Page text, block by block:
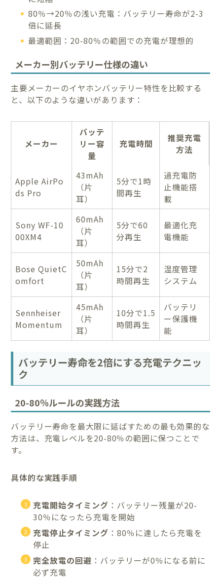
80％→20％の浅い充電：バッテリー寿命が2-3
倍に延長
最適範囲：20-80％の範囲での充電が理想的
メーカー別バッテリー仕様の違い
主要メーカーのイヤホンバッテリー特性を比較する
と、以下のような違いがあります：
メーカー
バッテ
リー容
量
充電時間
推奨充電
方法
Apple AirPo
ds Pro
43mAh
（片
耳）
5分で1時
間再生
過充電防
止機能搭
載
Sony WF-10
00XM4
60mAh
（片
耳）
5分で60
分再生
最適化充
電機能
Bose QuietC
omfort
50mAh
（片
耳）
15分で2
時間再生
温度管理
システム
Sennheiser
Momentum
45mAh
（片
耳）
10分で1.5
時間再生
バッテリ
ー保護機
能
バッテリー寿命を2倍にする充電テクニッ
ク
20-80％ルールの実践方法
バッテリー寿命を最大限に延ばすための最も効果的な
方法は、充電レベルを20-80％の範囲に保つことで
す。
具体的な実践手順
充電開始タイミング ：バッテリー残量が20-
30％になったら充電を開始
充電停止タイミング ：80％に達したら充電を
停止
完全放電の回避 ：バッテリーが0％になる前に
必ず充電